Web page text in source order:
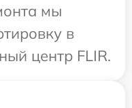
мы
в
центр FLIR.